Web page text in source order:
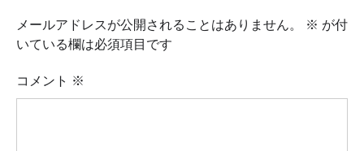
メールアドレスが公開されることはありません。 ※ が付
いている欄は必須項目です
コメント ※